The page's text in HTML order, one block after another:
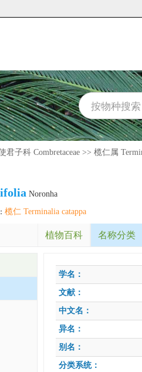
君子科 Combretaceae >> 榄仁属
Noronha
榄仁 Terminalia catappa
植物百科 名称分类
学名：
文献：
中文名：
异名：
别名：
分类系统：